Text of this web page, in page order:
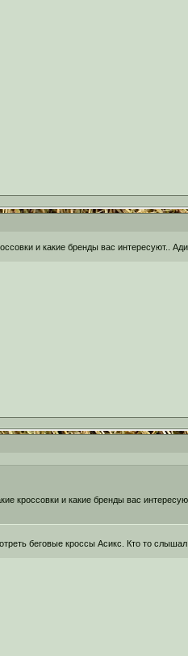
и какие бренды вас интересуют..
кроссовки и какие бренды вас
беговые кроссы Асикс. Кто то